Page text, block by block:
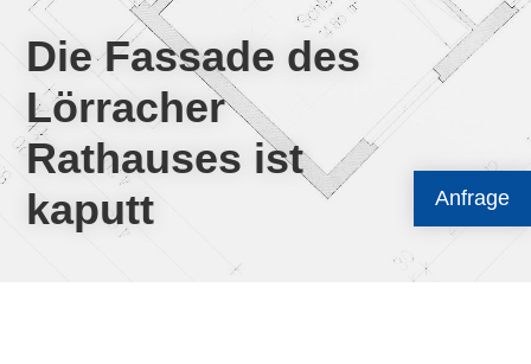
Anfrage
Die Fassade des
Lörracher
Rathauses ist
kaputt